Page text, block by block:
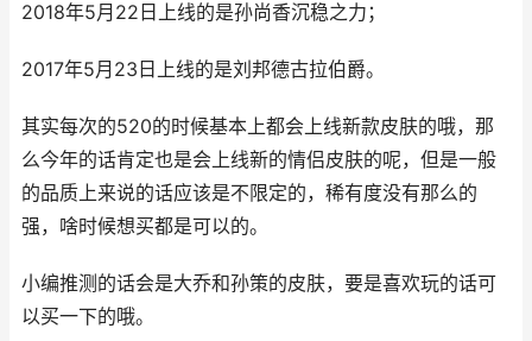
2018年5月22日上线的是孙尚香沉稳之力；
2017年5月23日上线的是刘邦德古拉伯爵。
其实每次的520的时候基本上都会上线新款皮肤的哦，那
么今年的话肯定也是会上线新的情侣皮肤的呢，但是一般
的品质上来说的话应该是不限定的，稀有度没有那么的
强，啥时候想买都是可以的。
小编推测的话会是大乔和孙策的皮肤，要是喜欢玩的话可
以买一下的哦。